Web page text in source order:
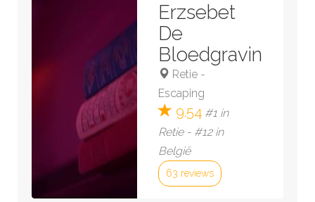
Erzsebet
De
Bloedgravin
Retie -
Escaping
9.54 #1 in
Retie - #12 in
België
63 reviews